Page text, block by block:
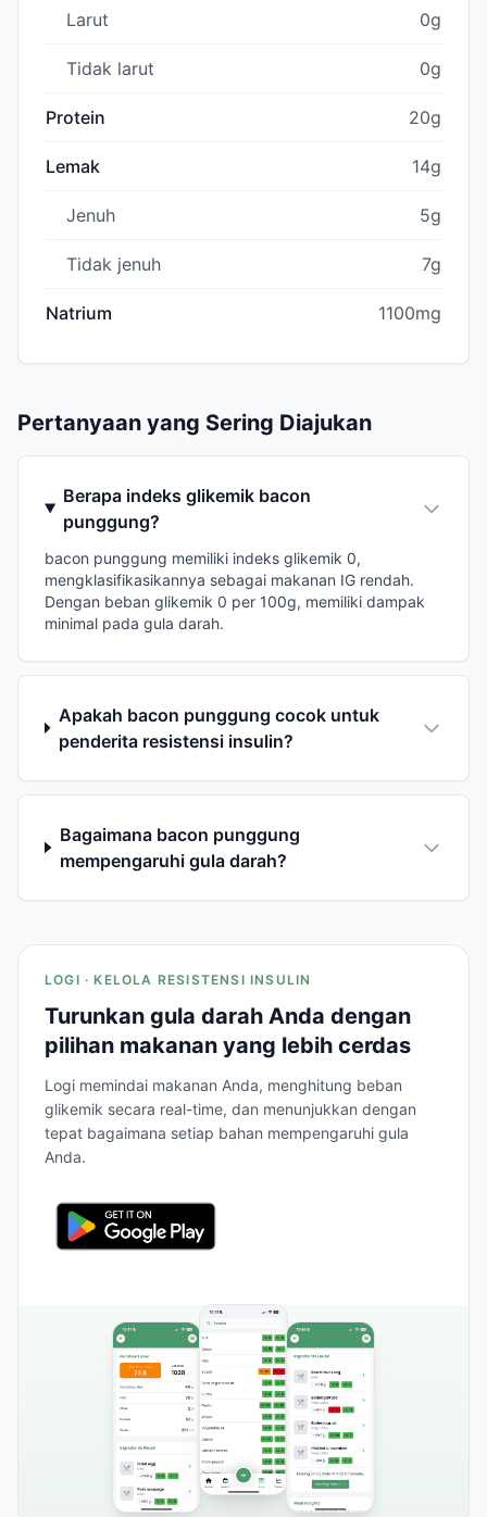
Larut 0g
Tidak larut 0g
Protein 20g
Lemak 14g
Jenuh 5g
Tidak jenuh 7g
Natrium 1100mg
Pertanyaan yang Sering Diajukan
Berapa indeks glikemik bacon
punggung?
bacon punggung memiliki indeks glikemik 0,
mengklasifikasikannya sebagai makanan IG rendah.
Dengan beban glikemik 0 per 100g, memiliki dampak
minimal pada gula darah.
Apakah bacon punggung cocok untuk
penderita resistensi insulin?
Bagaimana bacon punggung
mempengaruhi gula darah?
LOGI · KELOLA RESISTENSI INSULIN
Turunkan gula darah Anda dengan
pilihan makanan yang lebih cerdas
Logi memindai makanan Anda, menghitung beban
glikemik secara real-time, dan menunjukkan dengan
tepat bagaimana setiap bahan mempengaruhi gula
Anda.